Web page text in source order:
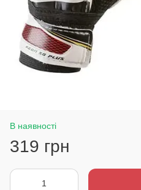
В наявності
319 грн